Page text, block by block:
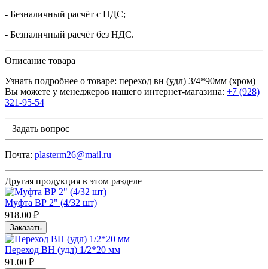
- Безналичный расчёт с НДС;
- Безналичный расчёт без НДС.
Описание товара
Узнать подробнее о товаре: переход вн (удл) 3/4*90мм (хром)
Вы можете у менеджеров нашего интернет-магазина: +7 (928)
321-95-54
Задать вопрос
Почта: plasterm26@mail.ru
Другая продукция в этом разделе
Муфта ВР 2" (4/32 шт)
918.00 ₽
Заказать
Переход ВН (удл) 1/2*20 мм
91.00 ₽